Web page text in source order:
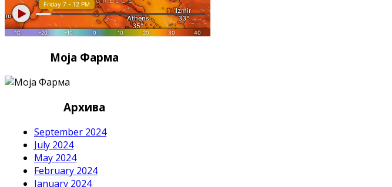
Моја Фарма
Архива
September 2024
July 2024
May 2024
February 2024
January 2024